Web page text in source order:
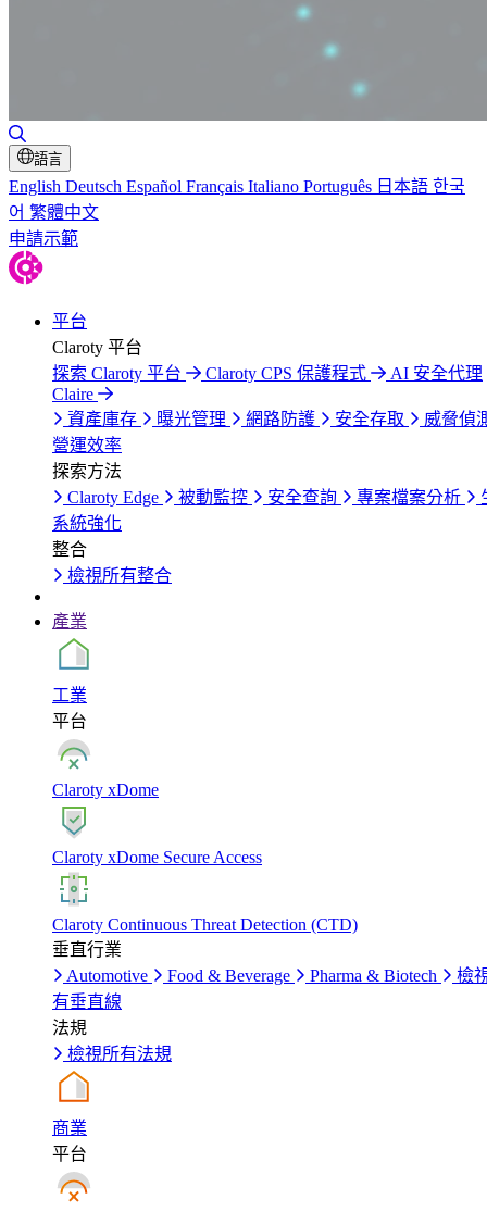
切換搜尋
語言
English Deutsch Español Français Italiano Português 日本語 한국
어 繁體中文
申請示範
平台
Claroty 平台
探索 Claroty 平台
Claroty CPS 保護程式
AI 安全代理
Claire
資產庫存
曝光管理 網路防護 安全存取
威脅偵
營運效率
探索方法
Claroty Edge
被動監控 安全查詢 專案檔案分析
系統強化
整合
檢視所有整合
產業
工業
平台
Claroty xDome
Claroty xDome Secure Access
Claroty Continuous Threat Detection (CTD)
垂直行業
Automotive
Food & Beverage Pharma & Biotech
檢
有垂直線
法規
檢視所有法規
商業
平台